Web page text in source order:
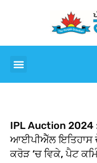
IPL Auction 2024
ਆਈਪੀਐੱਲ ਇਤਿਹਾਸ ਦੇ
ਕਰੋੜ ‘ਚ ਵਿਕੇ, ਪੈਟ